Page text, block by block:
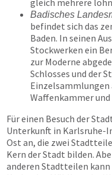
gleich mehrere
Badisches
befindet sich das
Baden. In seinen
Stockwerken ein
zur Moderne
Schlosses und der
Einzelsammlungen
Waffenkammer
Für einen Besuch der
Unterkunft in Karlsruhe-
Ost an, die zwei
Kern der Stadt bilden.
anderen Stadtteilen kann